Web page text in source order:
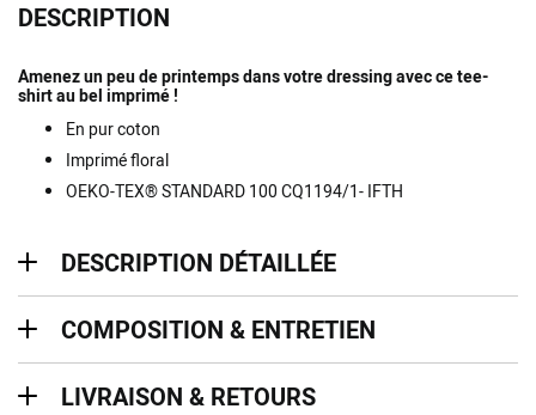
DESCRIPTION
Amenez un peu de printemps dans votre dressing avec ce tee-
shirt au bel imprimé !
En pur coton
Imprimé floral
OEKO-TEX® STANDARD 100 CQ1194/1- IFTH
DESCRIPTION DÉTAILLÉE
COMPOSITION & ENTRETIEN
LIVRAISON & RETOURS